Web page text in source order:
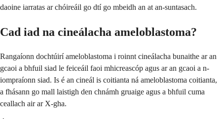
daoine iarratas ar chóireáil go dtí go mbeidh an at an-suntasach.
Cad iad na cineálacha ameloblastoma?
Rangaíonn dochtúirí ameloblastoma i roinnt cineálacha bunaithe ar an
gcaoi a bhfuil siad le feiceáil faoi mhicreascóp agus ar an gcaoi a n-
iompraíonn siad. Is é an cineál is coitianta ná ameloblastoma coitianta,
a fhásann go mall laistigh den chnámh gruaige agus a bhfuil cuma
ceallach air ar X-gha.